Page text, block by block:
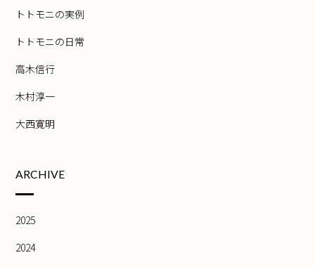
トトモニの実例
トトモニの日常
高木信行
木村淳一
大西寛明
ARCHIVE
2025
2024